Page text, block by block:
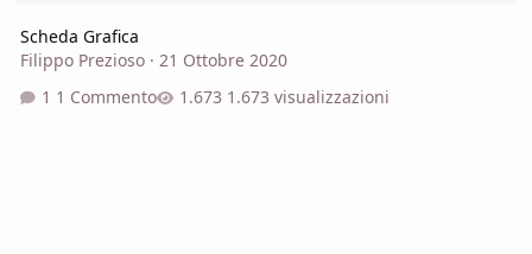
Scheda Grafica
Filippo Prezioso· 21 Ottobre 2020
1 Commento
1.673 visualizzazioni